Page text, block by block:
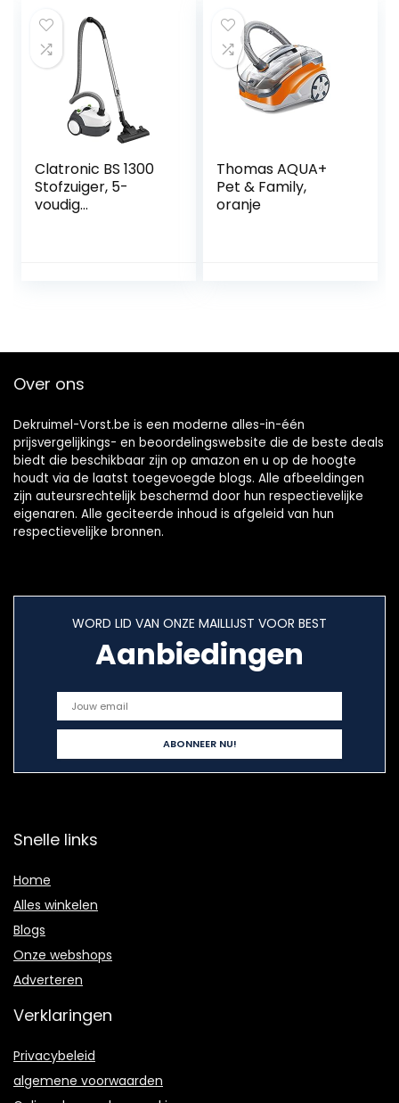
wit
1,4 l stofcontainer,
wasbaar Hygiene
Filter, 9 m
actieradius) rood
Clatronic BS 1300
Stofzuiger, 5-
voudig
Thomas AQUA+
Pet & Family,
oranje
Over ons
Dekruimel-Vorst.be is een moderne alles-in-één
prijsvergelijkings- en beoordelingswebsite die de beste deals
biedt die beschikbaar zijn op amazon en u op de hoogte
houdt via de laatst toegevoegde blogs. Alle afbeeldingen
zijn auteursrechtelijk beschermd door hun respectievelijke
eigenaren. Alle geciteerde inhoud is afgeleid van hun
respectievelijke bronnen.
WORD LID VAN ONZE MAILLIJST VOOR BEST
Aanbiedingen
Snelle links
Home
Alles winkelen
Blogs
Onze webshops
Adverteren
Verklaringen
Privacybeleid
algemene voorwaarden